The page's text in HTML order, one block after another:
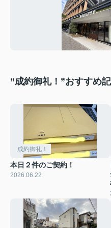
”成約御礼！”おすすめ
成約御礼！
本日２件のご契約！
2026.06.22